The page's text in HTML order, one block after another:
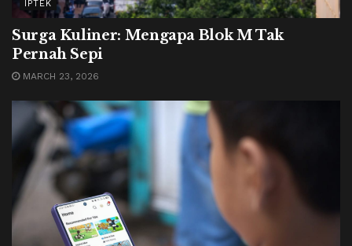
IPTEK
Surga Kuliner: Mengapa Blok M Tak
Pernah Sepi
MARCH 23, 2026